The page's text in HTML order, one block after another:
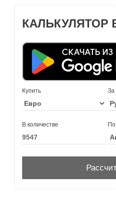
КАЛЬКУЛЯТОР
Купить За
В количестве По